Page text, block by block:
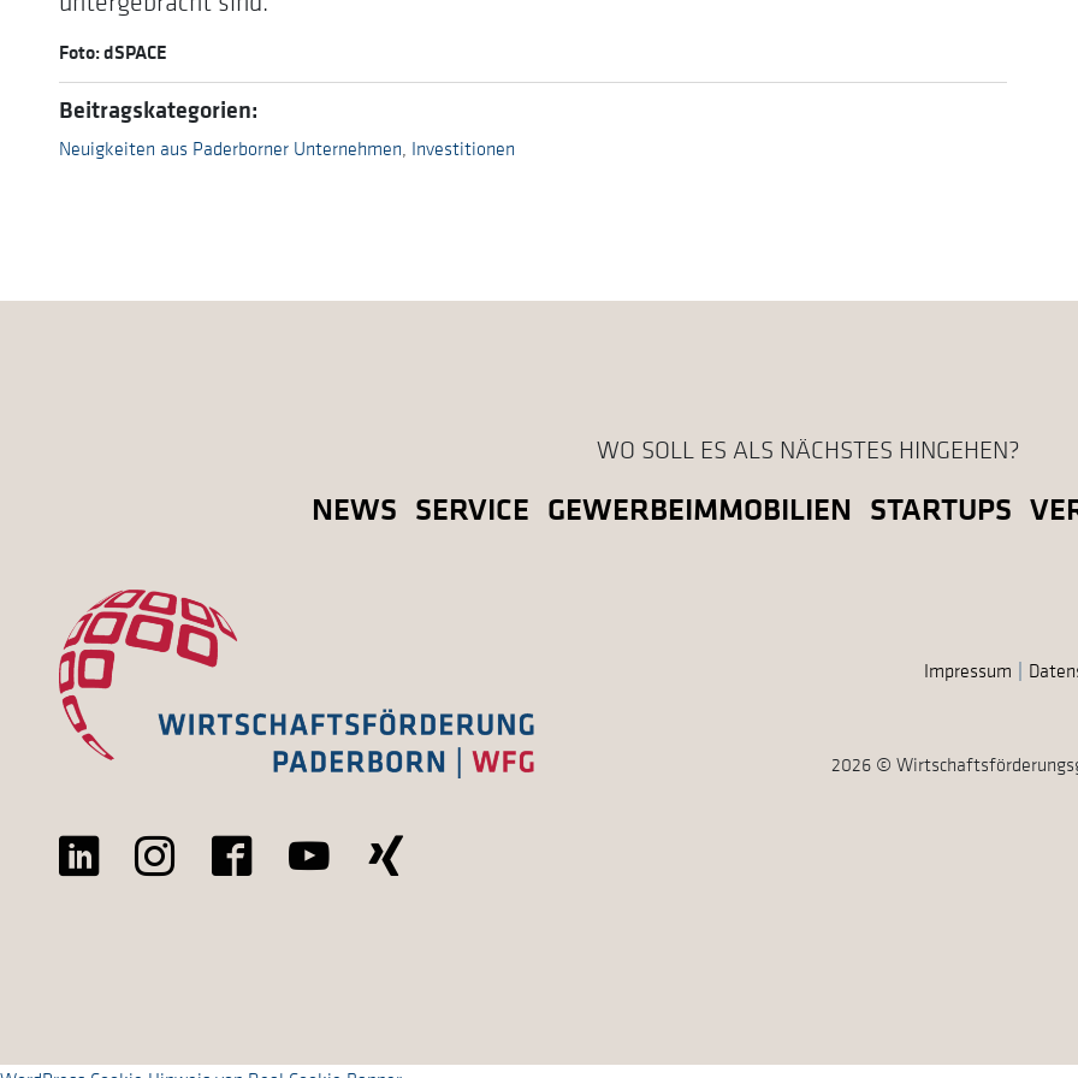
Foto: dSPACE
Beitragskategorien:
Neuigkeiten aus Paderborner Unternehmen Investitionen
WO SOLL ES ALS NÄCHSTES HINGEHEN?
NEWS SERVICE GEWERBEIMMOBILIEN STARTUPS
Impressum
2026 ©